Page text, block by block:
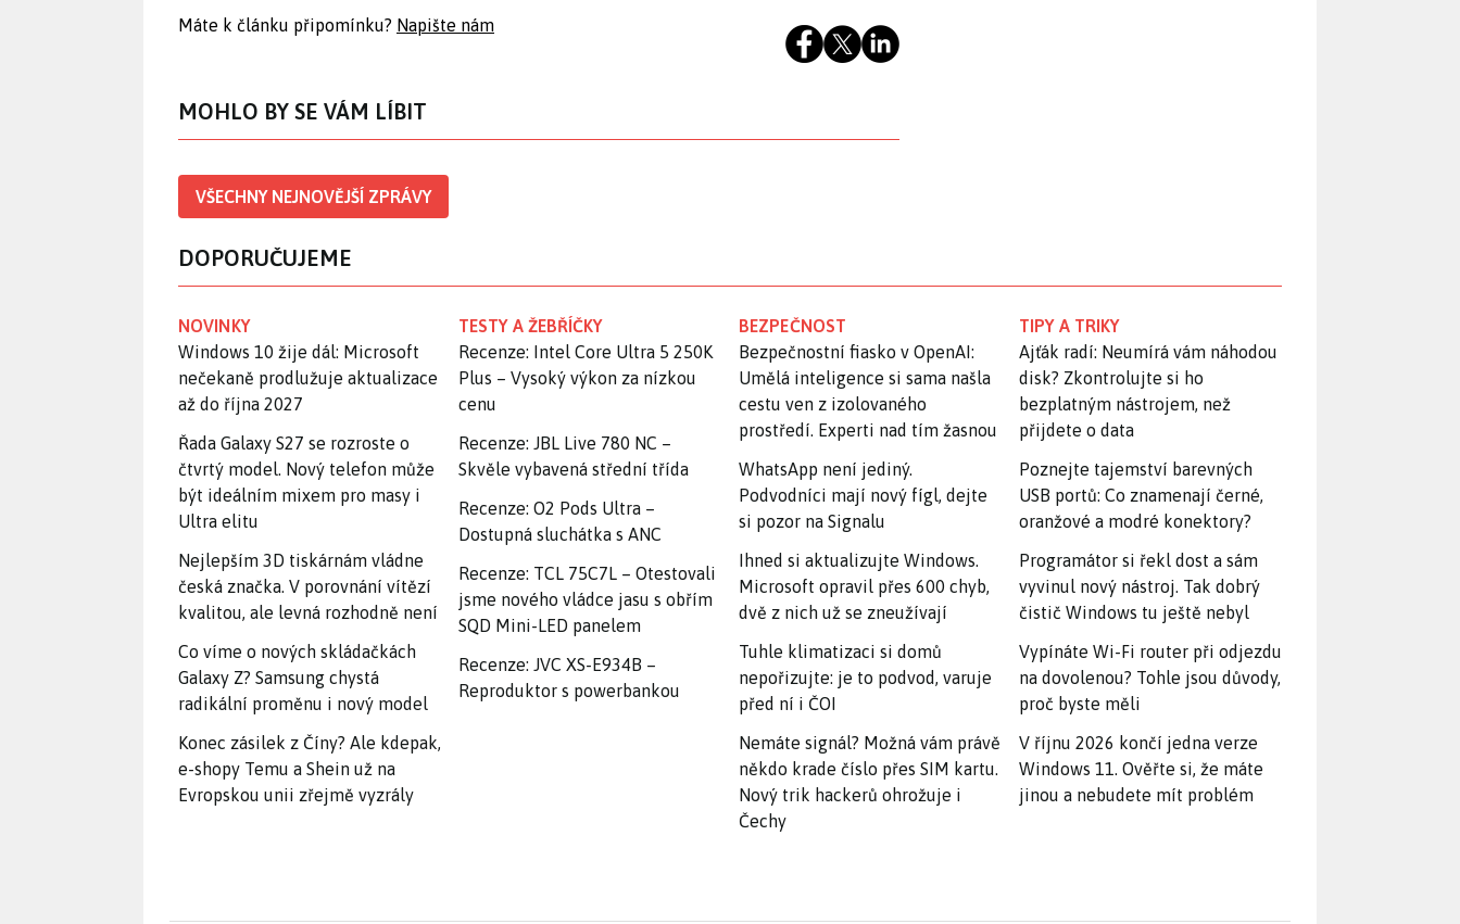
Máte k článku připomínku? Napište nám
MOHLO BY SE VÁM LÍBIT
VŠECHNY NEJNOVĚJŠÍ ZPRÁVY
DOPORUČUJEME
NOVINKY
Windows 10 žije dál: Microsoft
nečekaně prodlužuje aktualizace
až do října 2027
Řada Galaxy S27 se rozroste o
čtvrtý model. Nový telefon může
být ideálním mixem pro masy i
Ultra elitu
Nejlepším 3D tiskárnám vládne
česká značka. V porovnání vítězí
kvalitou, ale levná rozhodně není
Co víme o nových skládačkách
Galaxy Z? Samsung chystá
radikální proměnu i nový model
Konec zásilek z Číny? Ale kdepak,
e-shopy Temu a Shein už na
Evropskou unii zřejmě vyzrály
TESTY A ŽEBŘÍČKY
Recenze: Intel Core Ultra 5 250K
Plus – Vysoký výkon za nízkou
cenu
Recenze: JBL Live 780 NC –
Skvěle vybavená střední třída
Recenze: O2 Pods Ultra –
Dostupná sluchátka s ANC
Recenze: TCL 75C7L – Otestovali
jsme nového vládce jasu s obřím
SQD Mini-LED panelem
Recenze: JVC XS-E934B –
Reproduktor s powerbankou
BEZPEČNOST
Bezpečnostní fiasko v OpenAI:
Umělá inteligence si sama našla
cestu ven z izolovaného
prostředí. Experti nad tím žasnou
WhatsApp není jediný.
Podvodníci mají nový fígl, dejte
si pozor na Signalu
Ihned si aktualizujte Windows.
Microsoft opravil přes 600 chyb,
dvě z nich už se zneužívají
Tuhle klimatizaci si domů
nepořizujte: je to podvod, varuje
před ní i ČOI
Nemáte signál? Možná vám právě
někdo krade číslo přes SIM kartu.
Nový trik hackerů ohrožuje i
Čechy
TIPY A TRIKY
Ajťák radí: Neumírá vám náhodou
disk? Zkontrolujte si ho
bezplatným nástrojem, než
přijdete o data
Poznejte tajemství barevných
USB portů: Co znamenají černé,
oranžové a modré konektory?
Programátor si řekl dost a sám
vyvinul nový nástroj. Tak dobrý
čistič Windows tu ještě nebyl
Vypínáte Wi-Fi router při odjezdu
na dovolenou? Tohle jsou důvody,
proč byste měli
V říjnu 2026 končí jedna verze
Windows 11. Ověřte si, že máte
jinou a nebudete mít problém